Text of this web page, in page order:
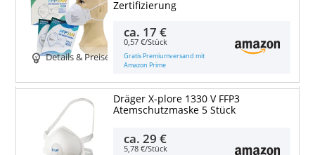
Details & Preise
Zertifizierung
ca. 17 €
0,57 €/Stück
Gratis Premiumversand mit
Amazon Prime
Dräger X-plore 1330 V FFP3
Atemschutzmaske 5 Stück
ca.29 €
5,78 €/Stück